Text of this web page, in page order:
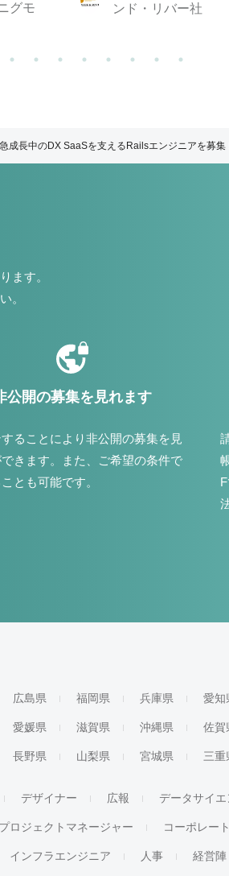
グモ
ンド・リバー社
成長中のDX SaaSを支えるRailsエンジニアを募集
ます。
。
公開の募集を見れます
ることにより非公開の募集を見
きます。また、ご希望の条件で
とも可能です。
広島県 福岡県 兵庫県 愛知
愛媛県 滋賀県 沖縄県 佐賀
長野県 山梨県 宮城県 三重
デザイナー 広報 データサイエ
プロジェクトマネージャー コーポレー
インフラエンジニア 人事 経営陣